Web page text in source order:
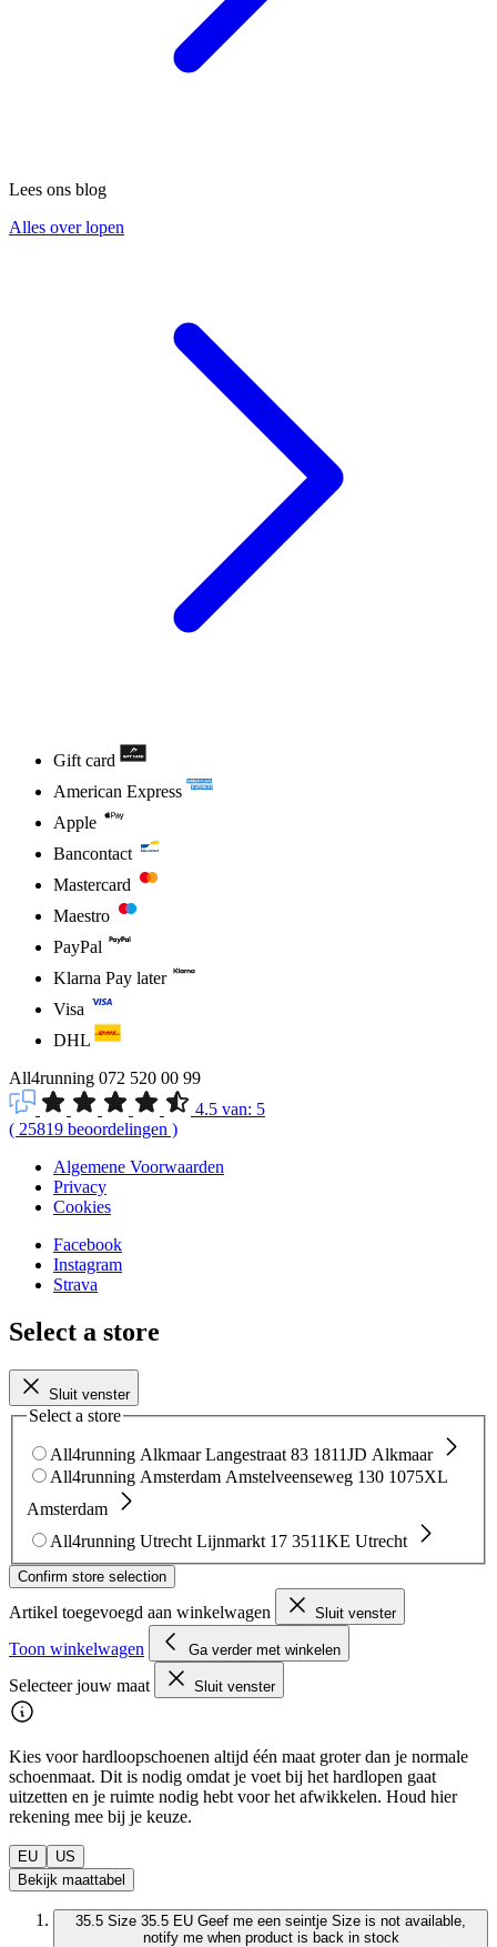
Lees ons blog
Alles over lopen
Gift card
American Express
Apple
Bancontact
Mastercard
Maestro
PayPal
Klarna Pay later
Visa
DHL
All4running 072 520 00 99
4.5 van: 5
( 25819 beoordelingen )
Algemene Voorwaarden
Privacy
Cookies
Facebook
Instagram
Strava
Select a store
Sluit venster
Select a store
All4running Alkmaar Langestraat 83 1811JD Alkmaar
All4running Amsterdam Amstelveenseweg 130 1075XL
Amsterdam
All4running Utrecht Lijnmarkt 17 3511KE Utrecht
Confirm store selection
Artikel toegevoegd aan winkelwagen Sluit venster
Toon winkelwagen Ga verder met winkelen
Selecteer jouw maat Sluit venster
Kies voor hardloopschoenen altijd één maat groter dan je normale
schoenmaat. Dit is nodig omdat je voet bij het hardlopen gaat
uitzetten en je ruimte nodig hebt voor het afwikkelen. Houd hier
rekening mee bij je keuze.
EU
US
Bekijk maattabel
35.5 Size 35.5 EU Geef me een seintje Size is not available,
notify me when product is back in stock